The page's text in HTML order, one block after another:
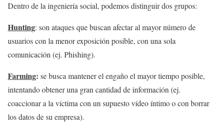
Dentro de la ingeniería social, podemos distinguir dos grupos:
Hunting: son ataques que buscan afectar al mayor número de
usuarios con la menor exposición posible, con una sola
comunicación (ej. Phishing).
Farming: se busca mantener el engaño el mayor tiempo posible,
intentando obtener una gran cantidad de información (ej.
coaccionar a la víctima con un supuesto vídeo íntimo o con borrar
los datos de su empresa).